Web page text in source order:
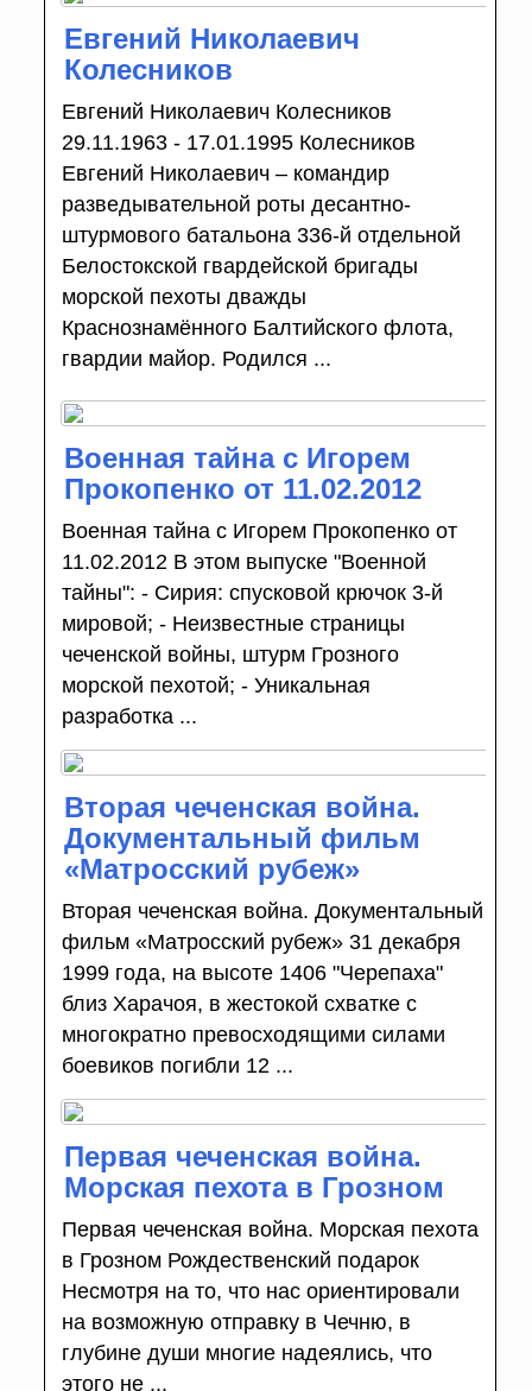
Евгений Николаевич
Колесников
Евгений Николаевич Колесников
29.11.1963 - 17.01.1995 Колесников
Евгений Николаевич – командир
разведывательной роты десантно-
штурмового батальона 336-й отдельной
Белостокской гвардейской бригады
морской пехоты дважды
Краснознамённого Балтийского флота,
гвардии майор. Родился ...
Военная тайна с Игорем
Прокопенко от 11.02.2012
Военная тайна с Игорем Прокопенко от
11.02.2012 В этом выпуске "Военной
тайны": - Сирия: спусковой крючок 3-й
мировой; - Неизвестные страницы
чеченской войны, штурм Грозного
морской пехотой; - Уникальная
разработка ...
Вторая чеченская война.
Документальный фильм
«Матросский рубеж»
Вторая чеченская война. Документальный
фильм «Матросский рубеж» 31 декабря
1999 года, на высоте 1406 "Черепаха"
близ Харачоя, в жестокой схватке с
многократно превосходящими силами
боевиков погибли 12 ...
Первая чеченская война.
Морская пехота в Грозном
Первая чеченская война. Морская пехота
в Грозном Рождественский подарок
Несмотря на то, что нас ориентировали
на возможную отправку в Чечню, в
глубине души многие надеялись, что
этого не ...